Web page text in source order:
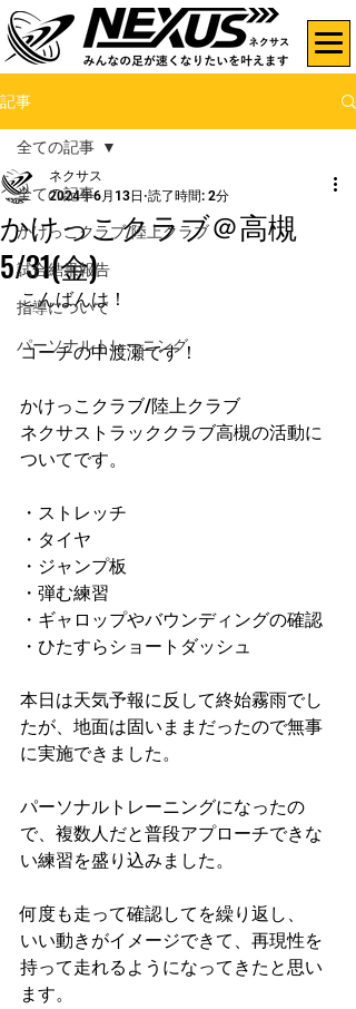
記事
全ての記事
かけっこクラブ/陸上クラブ
試合結果報告
指導について
パーソナルトレーニング
全ての記事
かけっこクラブ＠高槻
5/31(金)
ネクサス
2024年6月13日 読了時間: 2分
こんばんは！
コーチの中渡瀬です！
かけっこクラブ/陸上クラブ
ネクサストラッククラブ高槻の活動に
ついてです。
・ストレッチ
・タイヤ
・ジャンプ板
・弾む練習
・ギャロップやバウンディングの確認
・ひたすらショートダッシュ
本日は天気予報に反して終始霧雨でし
たが、地面は固いままだったので無事
に実施できました。
パーソナルトレーニングになったの
で、複数人だと普段アプローチできな
い練習を盛り込みました。
何度も走って確認してを繰り返し、
いい動きがイメージできて、再現性を
持って走れるようになってきたと思い
ます。